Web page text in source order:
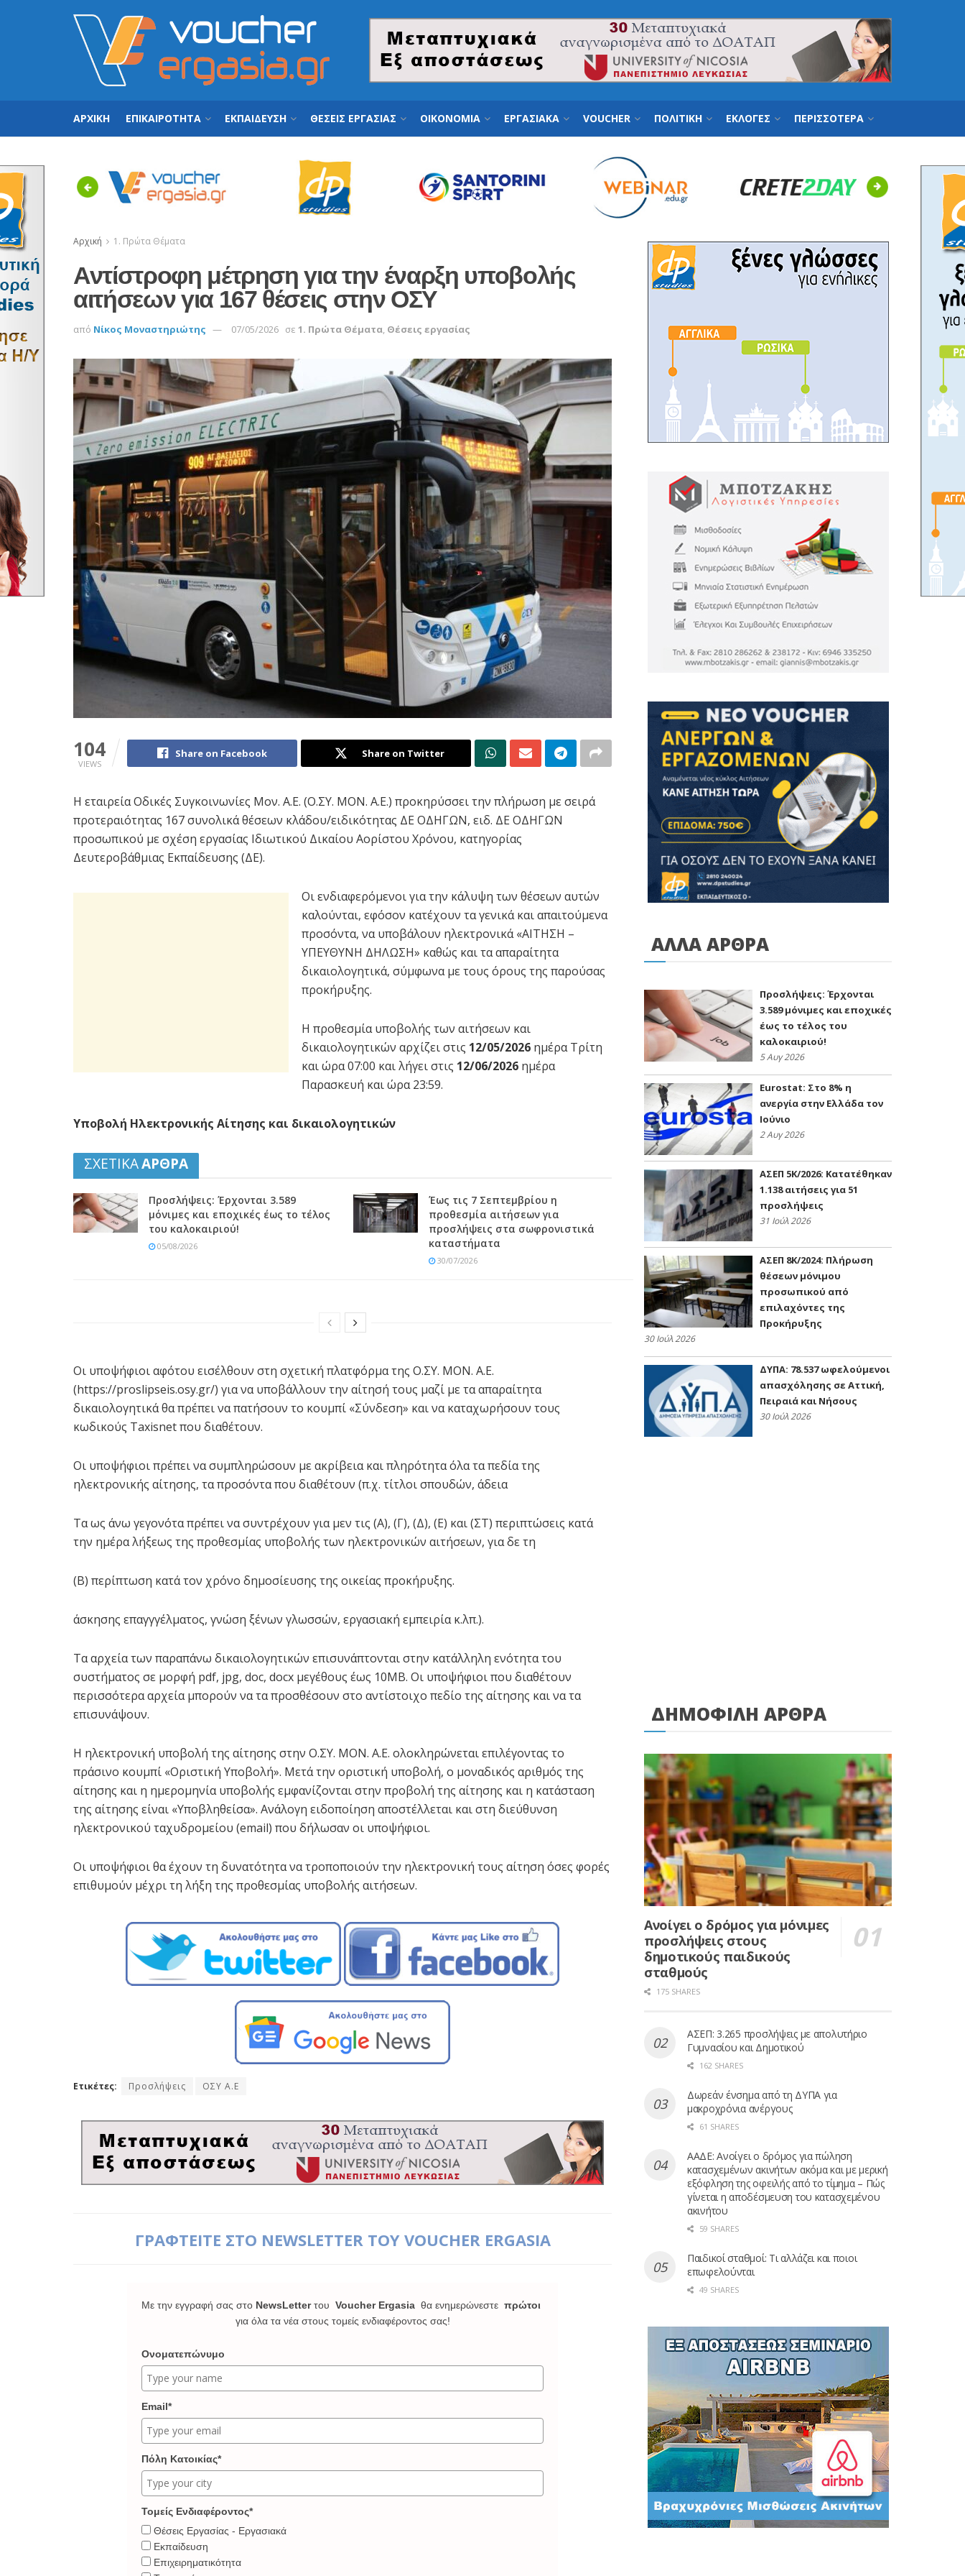
ΑΡΧΙΚΗ ΕΠΙΚΑΙΡΟΤΗΤΑ ΕΚΠΑΙΔΕΥΣΗ ΘΕΣΕΙΣ ΕΡΓΑΣΙΑΣ ΟΙΚΟΝΟΜΙΑ ΕΡΓΑΣΙΑΚΑ VOUCHER ΠΟΛΙΤΙΚΗ ΕΚΛΟΓΕΣ ΠΕΡΙΣΣΟΤΕΡΑ
Previous Next
Αρχική 1. Πρώτα Θέματα
Αντίστροφη μέτρηση για την έναρξη υποβολής
αιτήσεων για 167 θέσεις στην ΟΣΥ
από Νίκος Μοναστηριώτης 07/05/2026 σε 1. Πρώτα Θέματα, Θέσεις εργασίας
104
VIEWS
Share on Facebook Share on Twitter
Η εταιρεία Οδικές Συγκοινωνίες Μον. Α.Ε. (Ο.ΣΥ. ΜΟΝ. Α.Ε.) προκηρύσσει την πλήρωση με σειρά
προτεραιότητας 167 συνολικά θέσεων κλάδου/ειδικότητας ΔΕ ΟΔΗΓΩΝ, ειδ. ΔΕ ΟΔΗΓΩΝ
προσωπικού με σχέση εργασίας Ιδιωτικού Δικαίου Αορίστου Χρόνου, κατηγορίας
Δευτεροβάθμιας Εκπαίδευσης (ΔΕ).
Οι ενδιαφερόμενοι για την κάλυψη των θέσεων αυτών
καλούνται, εφόσον κατέχουν τα γενικά και απαιτούμενα
προσόντα, να υποβάλουν ηλεκτρονικά «ΑΙΤΗΣΗ –
ΥΠΕΥΘΥΝΗ ΔΗΛΩΣΗ» καθώς και τα απαραίτητα
δικαιολογητικά, σύμφωνα με τους όρους της παρούσας
προκήρυξης.
Η προθεσμία υποβολής των αιτήσεων και
δικαιολογητικών αρχίζει στις 12/05/2026 ημέρα Τρίτη
και ώρα 07:00 και λήγει στις 12/06/2026 ημέρα
Παρασκευή και ώρα 23:59.
Υποβολή Ηλεκτρονικής Αίτησης και δικαιολογητικών
ΣΧΕΤΙΚΑΑΡΘΡΑ
Προσλήψεις: Έρχονται 3.589
μόνιμες και εποχικές έως το τέλος
του καλοκαιριού!
05/08/2026
Έως τις 7 Σεπτεμβρίου η
προθεσμία αιτήσεων για
προσλήψεις στα σωφρονιστικά
καταστήματα
30/07/2026
Οι υποψήφιοι αφότου εισέλθουν στη σχετική πλατφόρμα της Ο.ΣΥ. ΜΟΝ. Α.Ε.
(https://proslipseis.osy.gr/) για να υποβάλλουν την αίτησή τους μαζί με τα απαραίτητα
δικαιολογητικά θα πρέπει να πατήσουν το κουμπί «Σύνδεση» και να καταχωρήσουν τους
κωδικούς Taxisnet που διαθέτουν.
Οι υποψήφιοι πρέπει να συμπληρώσουν με ακρίβεια και πληρότητα όλα τα πεδία της
ηλεκτρονικής αίτησης, τα προσόντα που διαθέτουν (π.χ. τίτλοι σπουδών, άδεια
Τα ως άνω γεγονότα πρέπει να συντρέχουν για μεν τις (Α), (Γ), (Δ), (Ε) και (ΣΤ) περιπτώσεις κατά
την ημέρα λήξεως της προθεσμίας υποβολής των ηλεκτρονικών αιτήσεων, για δε τη
(Β) περίπτωση κατά τον χρόνο δημοσίευσης της οικείας προκήρυξης.
άσκησης επαγγγέλματος, γνώση ξένων γλωσσών, εργασιακή εμπειρία κ.λπ.).
Τα αρχεία των παραπάνω δικαιολογητικών επισυνάπτονται στην κατάλληλη ενότητα του
συστήματος σε μορφή pdf, jpg, doc, docx μεγέθους έως 10ΜΒ. Οι υποψήφιοι που διαθέτουν
περισσότερα αρχεία μπορούν να τα προσθέσουν στο αντίστοιχο πεδίο της αίτησης και να τα
επισυνάψουν.
Η ηλεκτρονική υποβολή της αίτησης στην Ο.ΣΥ. ΜΟΝ. Α.Ε. ολοκληρώνεται επιλέγοντας το
πράσινο κουμπί «Οριστική Υποβολή». Μετά την οριστική υποβολή, ο μοναδικός αριθμός της
αίτησης και η ημερομηνία υποβολής εμφανίζονται στην προβολή της αίτησης και η κατάσταση
της αίτησης είναι «Υποβληθείσα». Ανάλογη ειδοποίηση αποστέλλεται και στη διεύθυνση
ηλεκτρονικού ταχυδρομείου (email) που δήλωσαν οι υποψήφιοι.
Οι υποψήφιοι θα έχουν τη δυνατότητα να τροποποιούν την ηλεκτρονική τους αίτηση όσες φορές
επιθυμούν μέχρι τη λήξη της προθεσμίας υποβολής αιτήσεων.
Ετικέτες: Προσλήψεις ΟΣΥ Α.Ε
ΓΡΑΦΤΕΙΤΕ ΣΤΟ NEWSLETTER ΤΟΥ VOUCHER ERGASIA
Με την εγγραφή σας στο NewsLetterτου Voucher Ergasia θα ενημερώνεστε πρώτοι
για όλα τα νέα στους τομείς ενδιαφέροντος σας!
Ονοματεπώνυμο
Email*
Πόλη Κατοικίας*
Τομείς Ενδιαφέροντος*
Θέσεις Εργασίας - Εργασιακά
Εκπαίδευση
Επιχειρηματικότητα
ΑΛΛΑ ΑΡΘΡΑ
Προσλήψεις: Έρχονται
3.589 μόνιμες και εποχικές
έως το τέλος του
καλοκαιριού!
5 Αυγ 2026
Eurostat: Στο 8% η
ανεργία στην Ελλάδα τον
Ιούνιο
2 Αυγ 2026
ΑΣΕΠ 5Κ/2026: Κατατέθηκαν
1.138 αιτήσεις για 51
προσλήψεις
31 Ιούλ 2026
ΑΣΕΠ 8Κ/2024: Πλήρωση
θέσεων μόνιμου
προσωπικού από
επιλαχόντες της
Προκήρυξης
30 Ιούλ 2026
ΔΥΠΑ: 78.537 ωφελούμενοι
απασχόλησης σε Αττική,
Πειραιά και Νήσους
30 Ιούλ 2026
ΔΗΜΟΦΙΛΗ ΑΡΘΡΑ
Ανοίγει ο δρόμος για μόνιμες
προσλήψεις στους
δημοτικούς παιδικούς
σταθμούς
175 SHARES
ΑΣΕΠ: 3.265 προσλήψεις με απολυτήριο
Γυμνασίου και Δημοτικού
162 SHARES
Δωρεάν ένσημα από τη ΔΥΠΑ για
μακροχρόνια ανέργους
61 SHARES
ΑΑΔΕ: Ανοίγει ο δρόμος για πώληση
κατασχεμένων ακινήτων ακόμα και με μερική
εξόφληση της οφειλής από το τίμημα – Πώς
γίνεται η αποδέσμευση του κατασχεμένου
ακινήτου
59 SHARES
Παιδικοί σταθμοί: Τι αλλάζει και ποιοι
επωφελούνται
49 SHARES